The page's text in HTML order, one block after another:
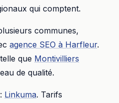
qui comptent.
communes,
agence SEO à Harfleur.
que Montivilliers
de qualité.
Linkuma. Tarifs